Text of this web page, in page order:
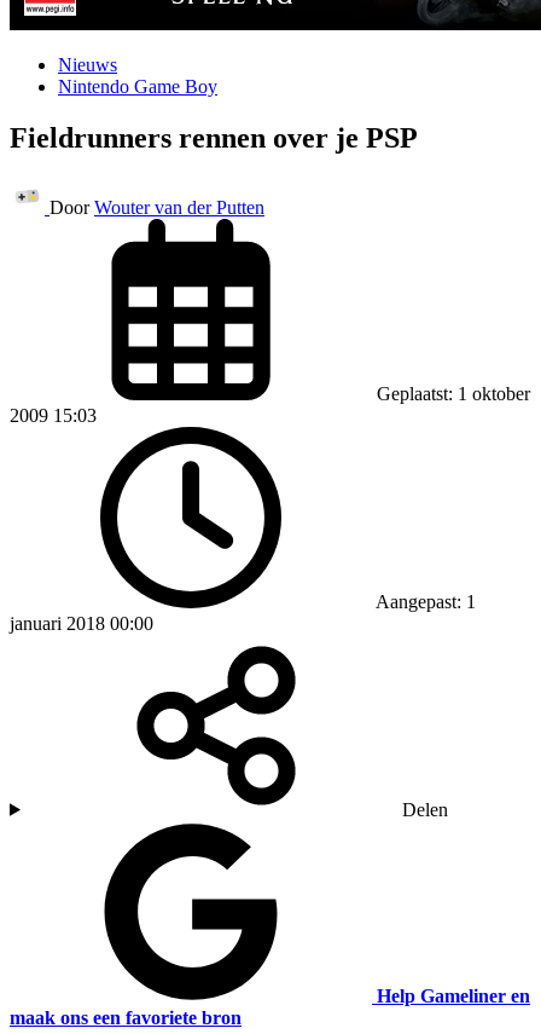
Nieuws
Nintendo Game Boy
Fieldrunners rennen over je PSP
Door Wouter van der Putten
Geplaatst: 1 oktober
2009 15:03
Aangepast: 1
januari 2018 00:00
Delen
Help Gameliner en
maak ons een favoriete bron